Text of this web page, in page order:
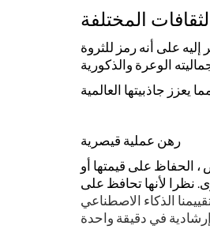
المختلفة
على أنه رمز للثروة
رهن عملية قيصرية
على قيمتها أو
نظرا لأنها تحافظ على
الذكاء الاصطناعي